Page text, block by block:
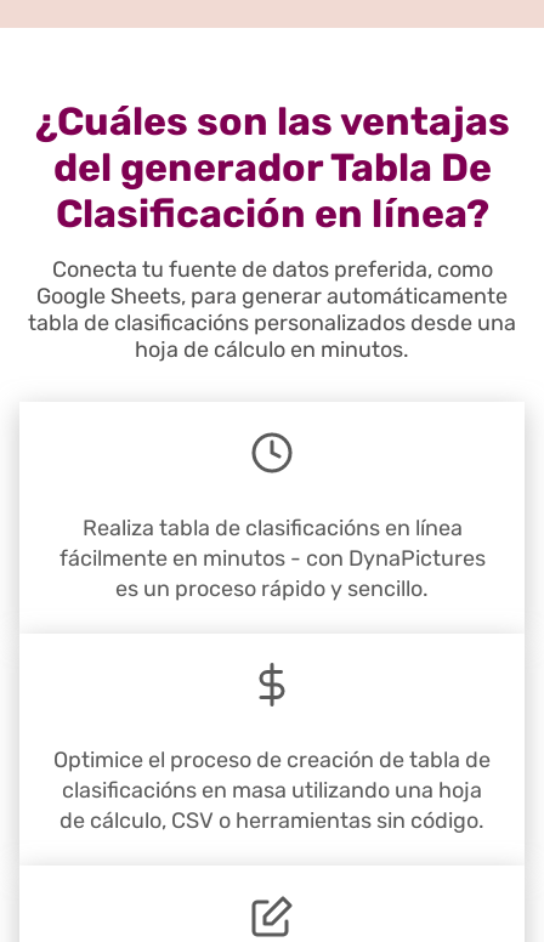
¿Cuáles son las ventajas
del generador Tabla De
Clasificación en línea?
Conecta tu fuente de datos preferida, como
Google Sheets, para generar automáticamente
tabla de clasificacións personalizados desde una
hoja de cálculo en minutos.
Realiza tabla de clasificacións en línea
fácilmente en minutos - con DynaPictures
es un proceso rápido y sencillo.
Optimice el proceso de creación de tabla de
clasificacións en masa utilizando una hoja
de cálculo, CSV o herramientas sin código.